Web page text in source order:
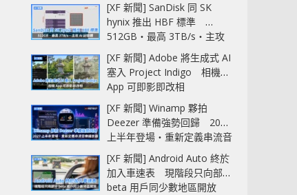
[XF 新聞] SanDisk 同 SK
hynix 推出 HBF 標準
512GB‧最高 3TB/s‧主攻
AI 記憶體
[XF 新聞] Adobe 將生成式 AI
塞入 Project Indigo 相機
App 可即影即改相
[XF 新聞] Winamp 夥拍
Deezer 準備強勢回歸 2027
上半年登場‧重新定義串流音
樂播放器
[XF 新聞] Android Auto 終於
加入車速表 現階段只向部分
beta 用戶同少數地區開放